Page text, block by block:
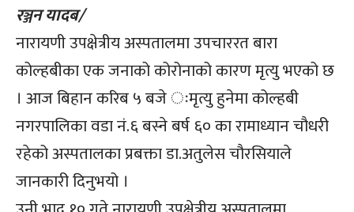
रञ्जन यादब/
नारायणी उपक्षेत्रीय अस्पतालमा उपचाररत बारा
कोल्हबीका एक जनाको कोरोनाको कारण मृत्यु भएको छ
। आज बिहान करिब ५ बजे ःमृत्यु हुनेमा कोल्हबी
नगरपालिका वडा नं.६ बस्ने बर्ष ६० का रामाध्यान चौधरी
रहेको अस्पतालका प्रबक्ता डा.अतुलेस चौरसियाले
जानकारी दिनुभयो ।